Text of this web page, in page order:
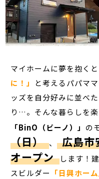
マイホームに夢を抱くと
に！」
と考えるパパマ
ッズを自分好みに並べ
り…。そんな暮らしを
「BinO（ビーノ）」 の
（日） 、
広島市
オープン します！
スビルダー 「日興ホーム